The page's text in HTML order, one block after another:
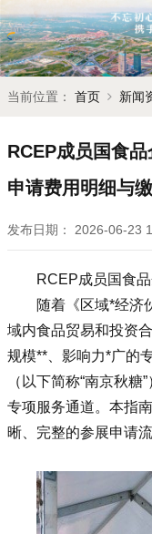
当前位置： 首页 新闻
RCEP成员国食
申请费用明细与
发布日期： 2026-06-23
RCEP成员国食
随着《区域*经济
域内食品贸易和投资
规模**、影响力*广的
（以下简称“南京秋
专项服务通道。本指
晰、完整的参展申请